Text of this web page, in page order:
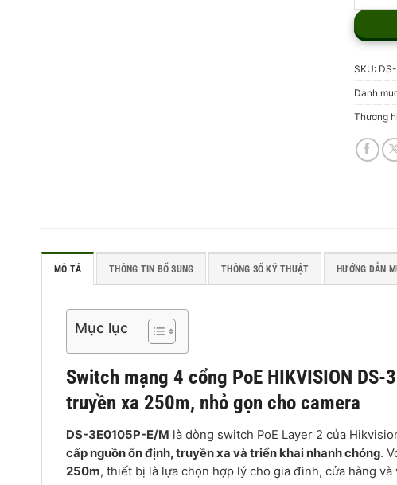
SKU:
Danh
Thương
MÔ TẢ THÔNG TIN BỔ SUNG THÔNG SỐ KỸ THUẬT HƯỚNG DẪN
Mục lục
Switch mạng 4 cổng PoE HIKVISION
truyền xa 250m, nhỏ gọn cho camera
DS-3E0105P-E/M là dòng switch PoE Layer 2 của
cấp nguồn ổn định, truyền xa và triển khai nhanh chóng.
250m, thiết bị là lựa chọn hợp lý cho gia đình, cửa hàng và